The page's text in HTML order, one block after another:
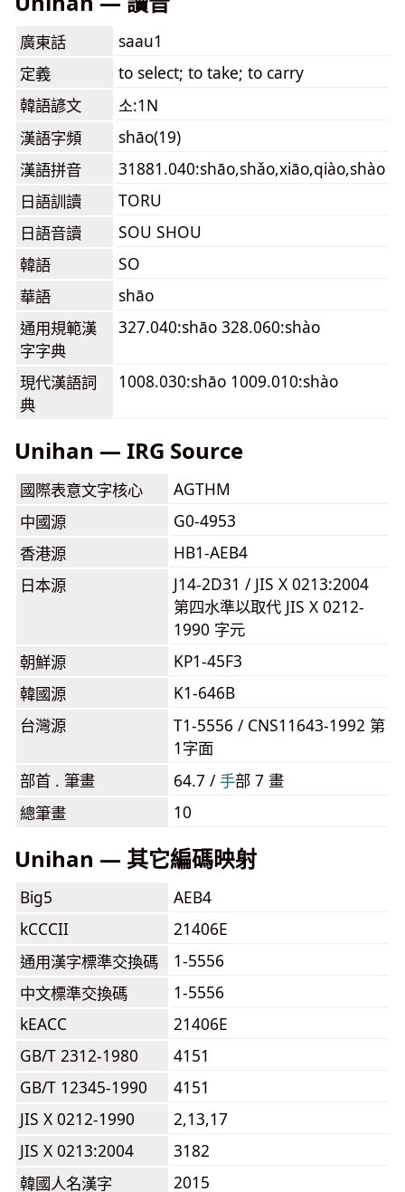
廣東話
saau1
定義
to select; to take; to carry
韓語諺文
소:1N
漢語字頻
shāo(19)
漢語拼音
31881.040:shāo,shǎo,xiāo,qiào,shào
日語訓讀
TORU
日語音讀
SOU SHOU
韓語
SO
華語
shāo
通用規範漢
字字典
327.040:shāo 328.060:shào
現代漢語詞
典
1008.030:shāo 1009.010:shào
Unihan — IRG Source
國際表意文字核心
AGTHM
中國源
G0-4953
香港源
HB1-AEB4
日本源
J14-2D31 / JIS X 0213:2004
第四水準以取代 JIS X 0212-
1990 字元
朝鮮源
KP1-45F3
韓國源
K1-646B
台灣源
T1-5556 / CNS11643-1992 第
1字面
部首 . 筆畫
64.7 /⼿部 7 畫
總筆畫
10
Unihan — 其它編碼映射
Big5
AEB4
kCCCII
21406E
通用漢字標準交換碼
1-5556
中文標準交換碼
1-5556
kEACC
21406E
GB/T 2312-1980
4151
GB/T 12345-1990
4151
JIS X 0212-1990
2,13,17
JIS X 0213:2004
3182
韓國人名漢字
2015